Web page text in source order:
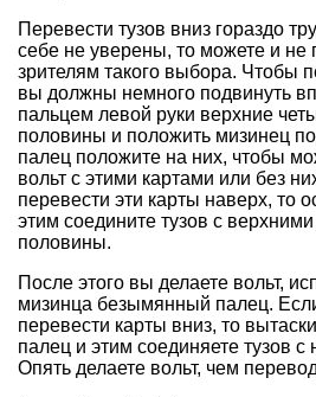
Перевести тузов вниз гораздо
себе не уверены, то можете и не
зрителям такого выбора. Чтобы
вы должны немного подвинуть
пальцем левой руки верхние
половины и положить мизинец
палец положите на них, чтобы
вольт с этими картами или без
перевести эти карты наверх, то
этим соедините тузов с
половины.
После этого вы делаете вольт,
мизинца безымянный палец.
перевести карты вниз, то
палец и этим соединяете тузов с
Опять делаете вольт, чем